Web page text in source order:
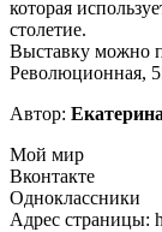
которая
столетие.
Выставку можно
Революционная,
Автор:
Мой мир
Вконтакте
Одноклассники
Адрес страницы: